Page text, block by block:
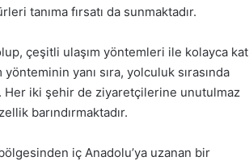
tanıma fırsatı da sunmaktadır.
çeşitli ulaşım yöntemleri ile kolayca kat
yanı sıra, yolculuk sırasında
Her iki şehir de ziyaretçilerine unutulmaz
barındırmaktadır.
iç Anadolu’ya uzanan bir